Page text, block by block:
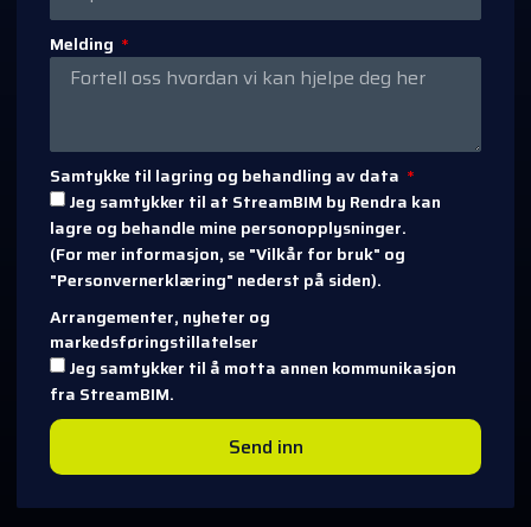
Melding
Samtykke til lagring og behandling av data
Jeg samtykker til at StreamBIM by Rendra kan
lagre og behandle mine personopplysninger.
(For mer informasjon, se "Vilkår for bruk" og
"Personvernerklæring" nederst på siden).
Arrangementer, nyheter og
markedsføringstillatelser
Jeg samtykker til å motta annen kommunikasjon
fra StreamBIM.
Send inn